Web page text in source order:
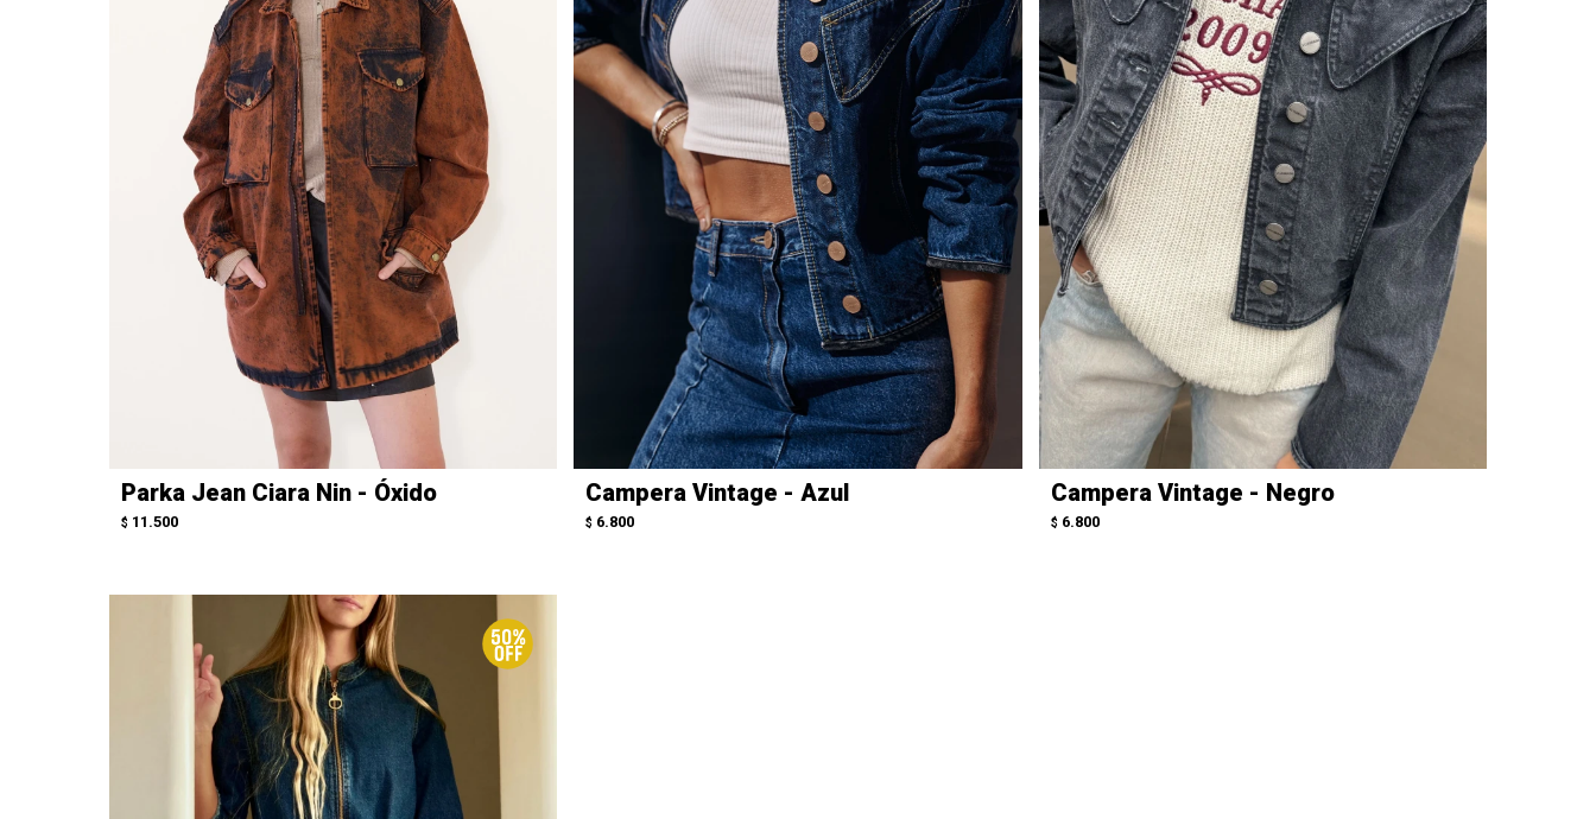
Parka Jean Ciara Nin - Óxido
$ 11.500
Campera Vintage - Azul
$ 6.800
Campera Vintage - Negro
$ 6.800